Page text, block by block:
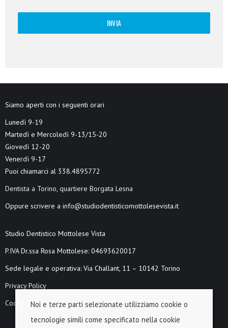
Siamo aperti con i seguenti orari
Lunedì 9-19
Martedì e Mercoledì 9-13/15-20
Giovedì 12-20
Venerdì 9-17
Puoi chiamarci al 338.4895772
Dentista a Torino, quartiere Borgata Lesna
Oppure scrivere a info@studiodentisticomottolesevista.it
Studio Dentistico Mottolese Vista
P.IVA Dr.ssa Rosa Mottolese: 04693620017
Sede legale e operativa: Via Challant, 11 – 10142 Torino
Privacy Policy
Cookie PolicyNoi e terze parti selezionate utilizziamo cookie o
tecnologie simili come specificato nella cookie